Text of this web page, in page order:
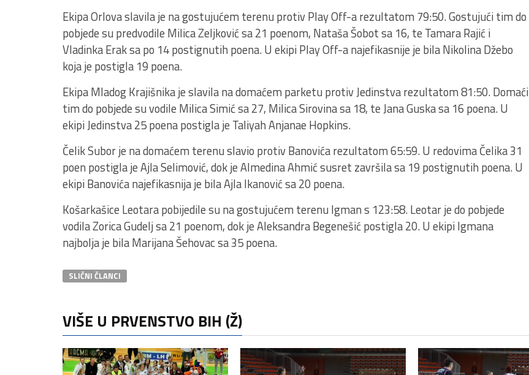
Ekipa Orlova slavila je na gostujućem terenu protiv Play Off-a rezultatom 79:50. Gostujući tim do
pobjede su predvodile Milica Zeljković sa 21 poenom, Nataša Šobot sa 16, te Tamara Rajić i
Vladinka Erak sa po 14 postignutih poena. U ekipi Play Off-a najefikasnije je bila Nikolina Džebo
koja je postigla 19 poena.
Ekipa Mladog Krajišnika je slavila na domaćem parketu protiv Jedinstva rezultatom 81:50. Domaći
tim do pobjede su vodile Milica Simić sa 27, Milica Sirovina sa 18, te Jana Guska sa 16 poena. U
ekipi Jedinstva 25 poena postigla je Taliyah Anjanae Hopkins.
Čelik Subor je na domaćem terenu slavio protiv Banovića rezultatom 65:59. U redovima Čelika 31
poen postigla je Ajla Selimović, dok je Almedina Ahmić susret završila sa 19 postignutih poena. U
ekipi Banovića najefikasnija je bila Ajla Ikanović sa 20 poena.
Košarkašice Leotara pobijedile su na gostujućem terenu Igman s 123:58. Leotar je do pobjede
vodila Zorica Gudelj sa 21 poenom, dok je Aleksandra Begenešić postigla 20. U ekipi Igmana
najbolja je bila Marijana Šehovac sa 35 poena.
SLIČNI ČLANCI
VIŠE U PRVENSTVO BIH (Ž)